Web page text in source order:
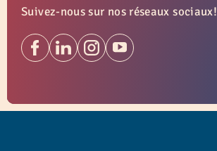
Suivez-nous sur nos réseaux sociaux!